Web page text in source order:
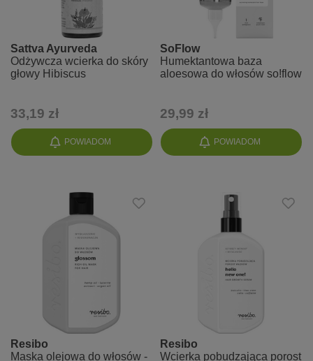
POWIADOM
Sattva Ayurveda
Odżywcza wcierka do skóry
głowy Hibiscus
33,19 zł
POWIADOM
SoFlow
Humektantowa baza
aloesowa do włosów so!flow
29,99 zł
Resibo
Maska olejowa do włosów -
Resibo
Wcierka pobudzająca porost